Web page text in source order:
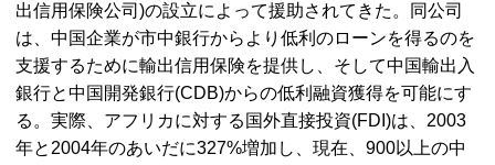
出信用保険公司)の設立によって援助されてきた。同公司
は、中国企業が市中銀行からより低利のローンを得るのを
支援するために輸出信用保険を提供し、そして中国輸出入
銀行と中国開発銀行(CDB)からの低利融資獲得を可能にす
る。実際、アフリカに対する国外直接投資(FDI)は、2003
年と2004年のあいだに327%増加し、現在、900以上の中